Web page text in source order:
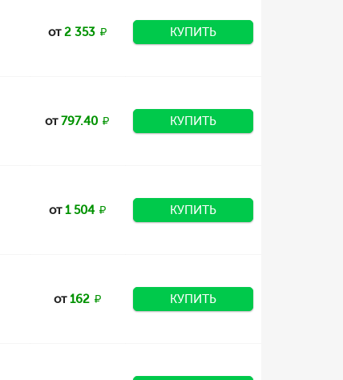
от2 353 КУПИТЬ
от797.40 КУПИТЬ
от1 504 КУПИТЬ
от162 КУПИТЬ